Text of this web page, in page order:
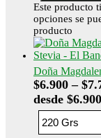
Este producto
opciones se
producto
Doña
$6.900 – $
desde